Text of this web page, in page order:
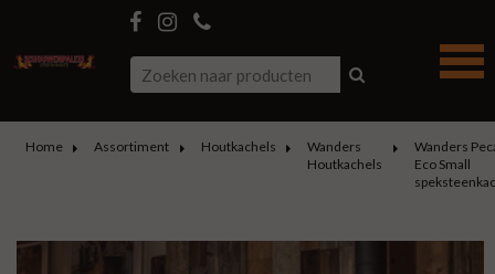
Home Assortiment Houtkachels
Wanders
Houtkachels
Wanders
Eco Small